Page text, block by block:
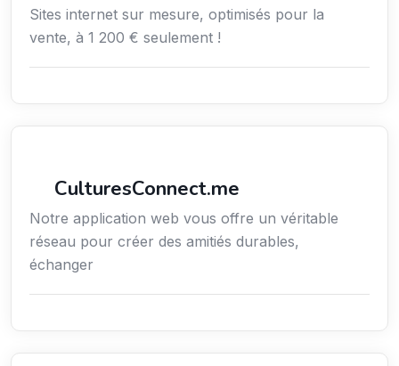
Sites internet sur mesure, optimisés pour la
vente, à 1 200 € seulement !
CulturesConnect.me
Notre application web vous offre un véritable
réseau pour créer des amitiés durables,
échanger